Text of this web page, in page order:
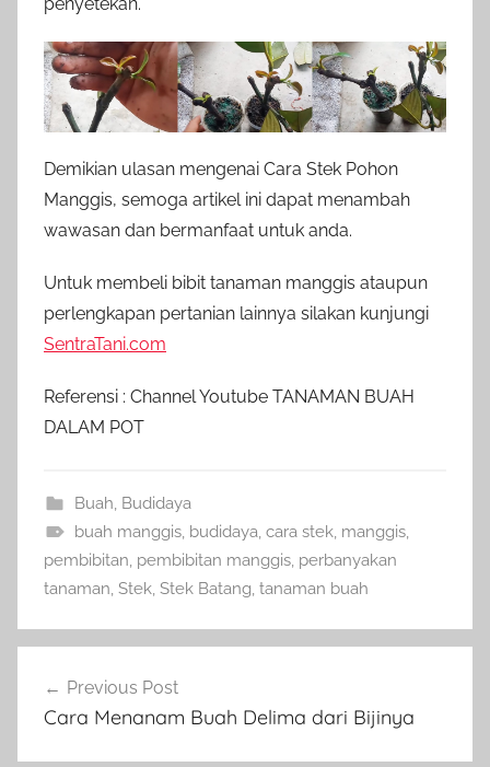
Demikian ulasan mengenai Cara Stek Pohon
Manggis, semoga artikel ini dapat menambah
wawasan dan bermanfaat untuk anda.
Untuk membeli bibit tanaman manggis ataupun
perlengkapan pertanian lainnya silakan kunjungi
SentraTani.com
Referensi : Channel Youtube TANAMAN BUAH
DALAM POT
Buah, Budidaya
buah manggis, budidaya, cara stek, manggis,
pembibitan, pembibitan manggis, perbanyakan
tanaman, Stek, Stek Batang, tanaman buah
pos
Previous Post
Cara Menanam Buah Delima dari Bijinya